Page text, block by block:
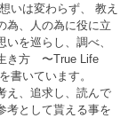
は変わらず、 教え
為、人の為に役に立
を巡らし、調べ、
き方 〜True Life
を書いています。
え、追求し、読んで
考として貰える事を